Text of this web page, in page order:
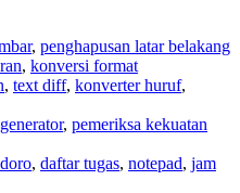
, penghapusan latar belakang
, konversi format
, text diff, konverter huruf,
, pemeriksa kekuatan
, daftar tugas, notepad, jam